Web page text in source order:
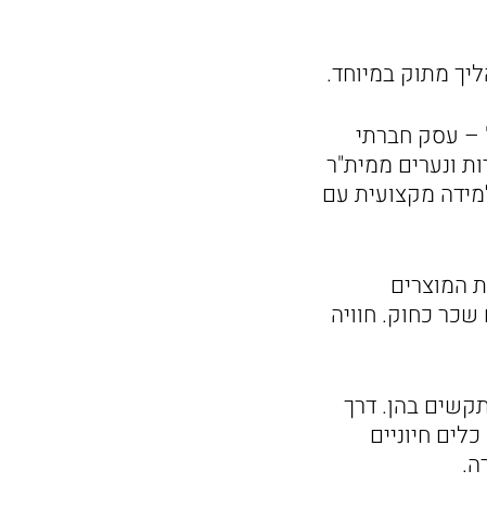
מתוק במיוחד.
– עסק חברתי
וכישורי חיים באמצעות עולם השוקולד וכ-20 נערות ונערים ממית"ר
מקצועית עם
המוצרים
כחוק. חוויה
בהן. דרך
חיוניים